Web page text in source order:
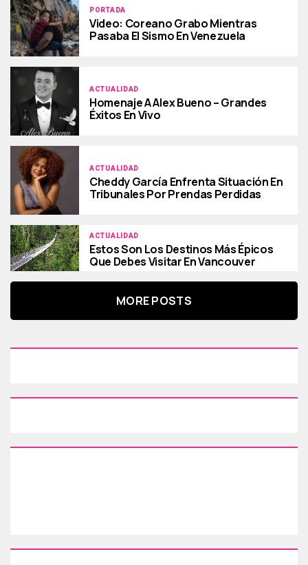
PORTADA
Video: Coreano Grabo Mientras
Pasaba El Sismo En Venezuela
ACTUALIDAD
Homenaje A Alex Bueno – Grandes
Éxitos En Vivo
ACTUALIDAD
Cheddy García Enfrenta Situación En
Tribunales Por Prendas Perdidas
ACTUALIDAD
Estos Son Los Destinos Más Épicos
Que Debes Visitar En Vancouver
MORE POSTS